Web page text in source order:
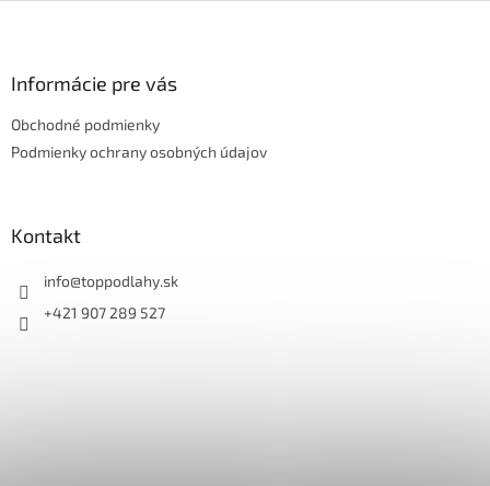
Informácie pre vás
Obchodné podmienky
Podmienky ochrany osobných údajov
Kontakt
info@toppodlahy.sk
+421 907 289 527